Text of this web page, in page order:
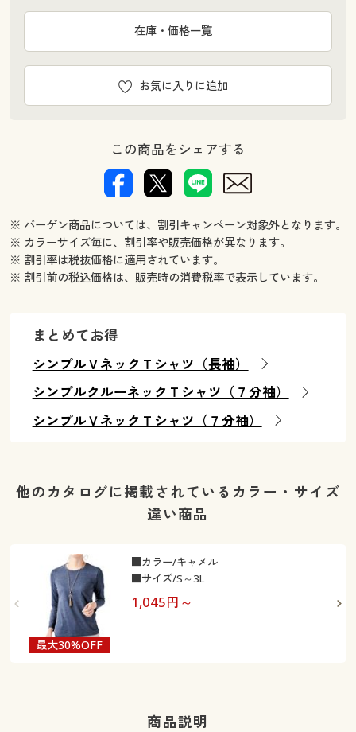
お気に入りに追加
在庫・価格一覧
この商品をシェアする
※ バーゲン商品については、割引キャンペーン対象外となります。
※ カラーサイズ毎に、割引率や販売価格が異なります。
※ 割引率は税抜価格に適用されています。
※ 割引前の税込価格は、販売時の消費税率で表示しています。
まとめてお得
シンプルＶネックＴシャツ（長袖）
シンプルクルーネックＴシャツ（７分袖）
シンプルＶネックＴシャツ（７分袖）
他のカタログに掲載されているカラー・サイズ
違い商品
最大30%OFF
1,045円～
■カラー/キャメル
■サイズ/S～3L
商品説明